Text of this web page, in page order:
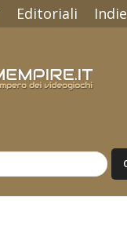
Editoriali Indie